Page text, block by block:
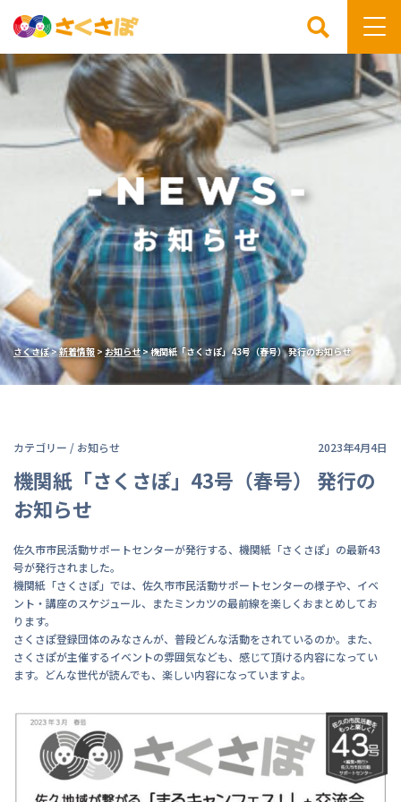
検索
さくさぽ>新着情報> お知らせ>機関紙「さくさぽ」43号（春号） 発行のお知らせ
カテゴリー / お知らせ 2023年4月4日
機関紙「さくさぽ」43号（春号） 発行の
お知らせ
佐久市市民活動サポートセンターが発行する、機関紙「さくさぽ」の最新43
号が発行されました。
機関紙「さくさぽ」では、佐久市市民活動サポートセンターの様子や、イベ
ント・講座のスケジュール、またミンカツの最前線を楽しくおまとめしてお
ります。
さくさぽ登録団体のみなさんが、普段どんな活動をされているのか。また、
さくさぽが主催するイベントの雰囲気なども、感じて頂ける内容になってい
ます。どんな世代が読んでも、楽しい内容になっていますよ。